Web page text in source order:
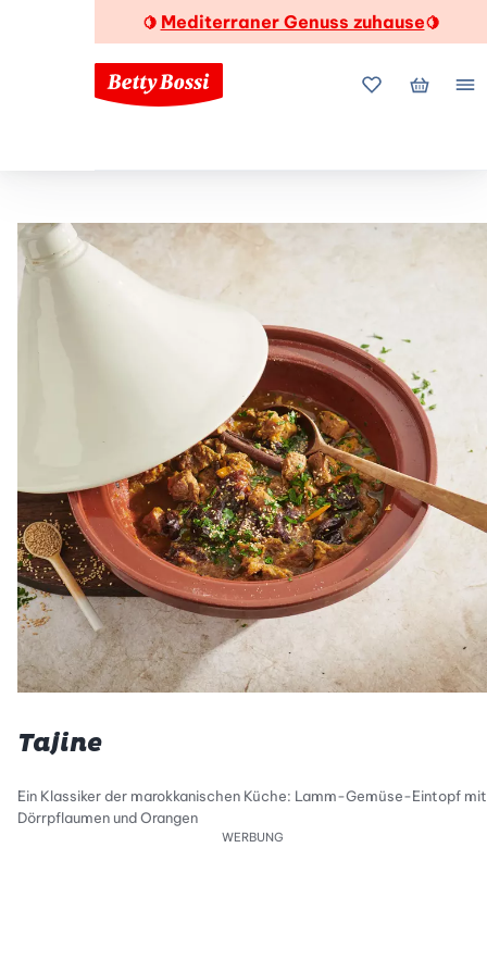
🍋 Mediterraner Genuss zuhause🍋
MeineMein
Tajine
Ein Klassiker der marokkanischen Küche: Lamm-Gemüse-Eintopf mit
Dörrpflaumen und Orangen
WERBUNG